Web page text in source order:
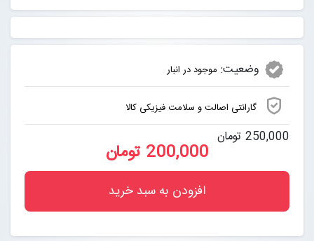
وضعیت: موجود در انبار
گارانتی اصالت و سلامت فیزیکی کالا
250,000 تومان
200,000 تومان
افزودن به سبد خرید